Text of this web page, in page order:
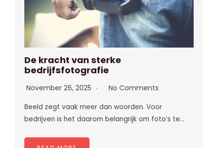
De kracht van sterke
bedrijfsfotografie
November 26, 2025 No Comments
Beeld zegt vaak meer dan woorden. Voor
bedrijven is het daarom belangrijk om foto’s te…